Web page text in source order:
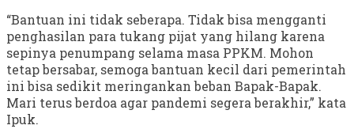
“Bantuan ini tidak seberapa. Tidak bisa mengganti
penghasilan para tukang pijat yang hilang karena
sepinya penumpang selama masa PPKM. Mohon
tetap bersabar, semoga bantuan kecil dari pemerintah
ini bisa sedikit meringankan beban Bapak-Bapak.
Mari terus berdoa agar pandemi segera berakhir,” kata
Ipuk.